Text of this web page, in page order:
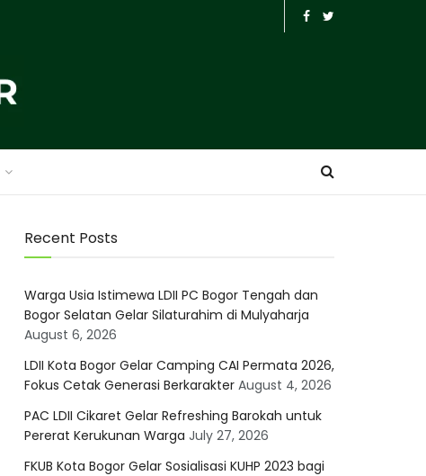
Recent Posts
Warga Usia Istimewa LDII PC Bogor Tengah dan
Bogor Selatan Gelar Silaturahim di Mulyaharja
August 6, 2026
LDII Kota Bogor Gelar Camping CAI Permata 2026,
Fokus Cetak Generasi Berkarakter August 4, 2026
PAC LDII Cikaret Gelar Refreshing Barokah untuk
Pererat Kerukunan Warga July 27, 2026
FKUB Kota Bogor Gelar Sosialisasi KUHP 2023 bagi